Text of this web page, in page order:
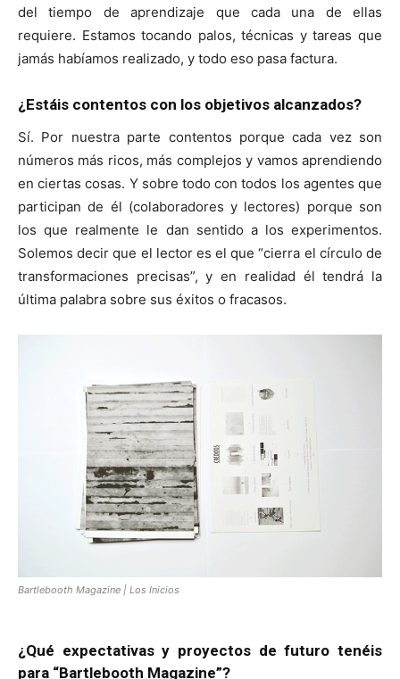
del tiempo de aprendizaje que cada una de ellas
requiere. Estamos tocando palos, técnicas y tareas que
jamás habíamos realizado, y todo eso pasa factura.
¿Estáis contentos con los objetivos alcanzados?
Sí. Por nuestra parte contentos porque cada vez son
números más ricos, más complejos y vamos aprendiendo
en ciertas cosas. Y sobre todo con todos los agentes que
participan de él (colaboradores y lectores) porque son
los que realmente le dan sentido a los experimentos.
Solemos decir que el lector es el que “cierra el círculo de
transformaciones precisas”, y en realidad él tendrá la
última palabra sobre sus éxitos o fracasos.
Bartlebooth Magazine | Los Inicios
¿Qué expectativas y proyectos de futuro tenéis
para “Bartlebooth Magazine”?